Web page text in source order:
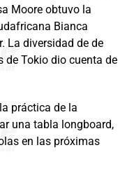
Moore obtuvo la
Bianca
La diversidad de de
de Tokio dio cuenta de
práctica de la
una tabla longboard,
en las próximas